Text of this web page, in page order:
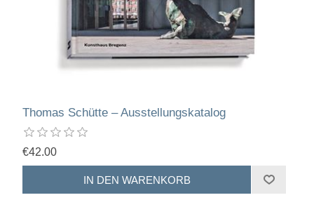
Thomas Schütte – Ausstellungskatalog
€42.00